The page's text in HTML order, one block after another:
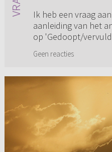
Ik heb een vraag
aanleiding van het
op 'Gedoopt/
de doop met de
Geen reacties